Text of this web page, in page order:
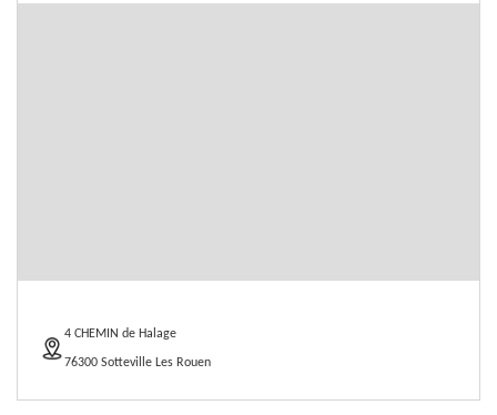
4 CHEMIN de Halage
76300 Sotteville Les Rouen